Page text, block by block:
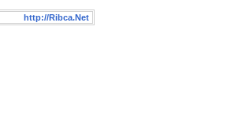
http://Ribca.Net